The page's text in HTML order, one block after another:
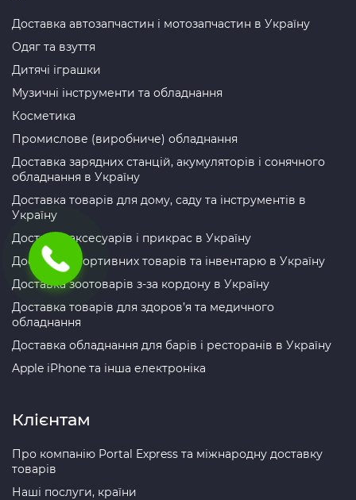
Доставка автозапчастин і мотозапчастин в Україну
Одяг та взуття
Дитячі іграшки
Музичні інструменти та обладнання
Косметика
Промислове (виробниче) обладнання
Доставка зарядних станцій, акумуляторів і сонячного
обладнання в Україну
Доставка товарів для дому, саду та інструментів в
Україну
Доставка аксесуарів і прикрас в Україну
Доставка спортивних товарів та інвентарю в Україну
Доставка зоотоварів з-за кордону в Україну
Доставка товарів для здоров’я та медичного
обладнання
Доставка обладнання для барів і ресторанів в Україну
Apple iPhone та інша електроніка
Клієнтам
Про компанію Portal Express та міжнародну доставку
товарів
Наші послуги, країни